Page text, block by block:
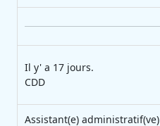
Il y' a 17 jours.
CDD
Assistant(e) administratif(ve)